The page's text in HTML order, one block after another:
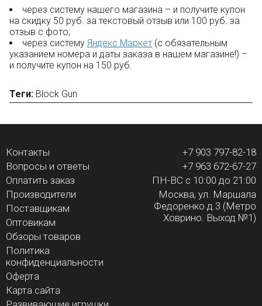
через систему нашего магазина – и получите купон
на скидку 50 руб. за текстовый отзыв или 100 руб. за
отзыв с фото;
через систему Яндекс.Маркет (с обязательным
указанием номера и даты заказа в нашем магазине!) –
и получите купон на 150 руб.
Теги: Block Gun
Контакты
Вопросы и ответы
Оплатить заказ
Производители
Поставщикам
Оптовикам
Обзоры товаров
Политика
конфиденциальности
Оферта
Карта сайта
+7 903 797-82-18
+7 963 672-67-27
ПН-ВС с 10:00 до 21:00
Москва, ул. Маршала
Федоренко д.3 (Метро
Ховрино. Выход №1)